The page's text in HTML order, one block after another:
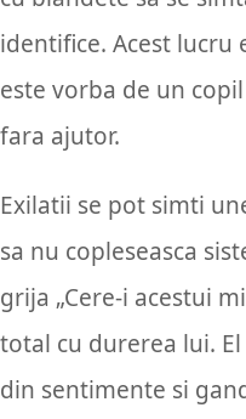
identifice. Acest lucru
este vorba de un
fara ajutor.
Exilatii se pot simti
sa nu copleseasca
grija „Cere-i acestui
total cu durerea lui.
din sentimente si